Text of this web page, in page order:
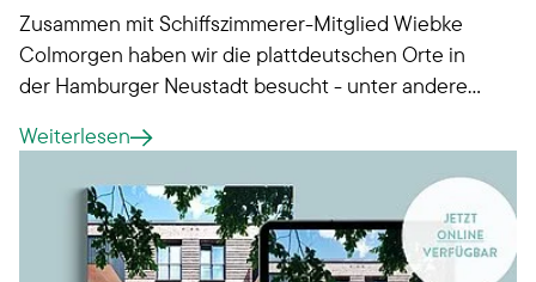
Zusammen mit Schiffszimmerer-Mitglied Wiebke
Colmorgen haben wir die plattdeutschen Orte in
der Hamburger Neustadt besucht - unter anderem
historischer Wahlspruch heute noch die Fassade
ziert. Wo Sie sonst noch plattdeutsche Orte
finden?
Weiterlesen